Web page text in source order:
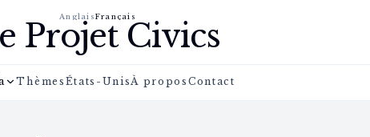
AnglaisFrançais
Projet Civics
Thèmes États-UnisÀ propos Contact